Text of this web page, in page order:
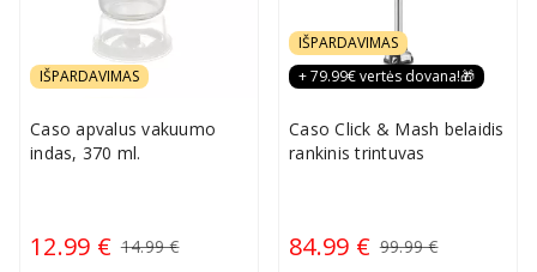
IŠPARDAVIMAS
Caso apvalus vakuumo
indas, 370 ml.
12.99 € 14.99 €
IŠPARDAVIMAS
+ 79.99€ vertės dovana!🎁
Caso Click & Mash belaidis
rankinis trintuvas
84.99 € 99.99 €